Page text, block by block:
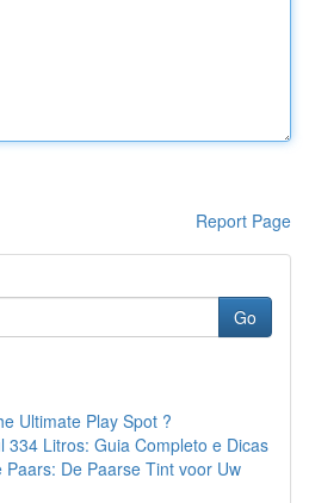
Report Page
Go
Ultimate Play Spot ?
334 Litros: Guia Completo e Dicas
De Paarse Tint voor Uw